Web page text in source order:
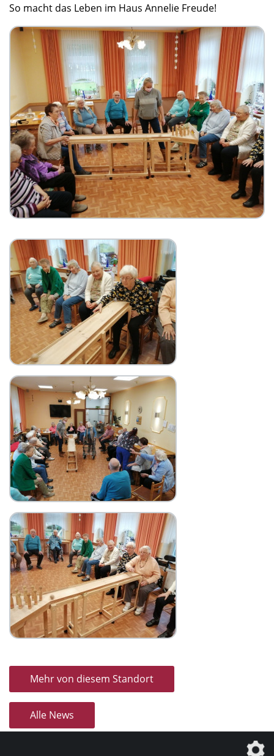
So macht das Leben im Haus Annelie Freude!
Mehr von diesem Standort
Alle News